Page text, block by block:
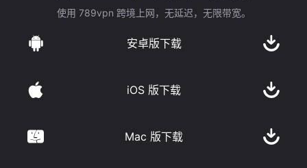
使用 789vpn 跨境上网，无延迟，无限带宽。
安卓版下载
iOS 版下载
Mac 版下载